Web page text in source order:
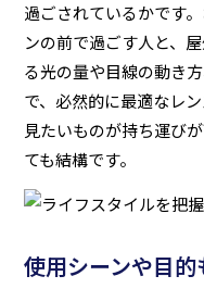
過ごされているかです
ンの前で過ごす人と、
る光の量や目線の動き
で、必然的に最適なレン
見たいものが持ち運び
ても結構です。
使用シーンや目